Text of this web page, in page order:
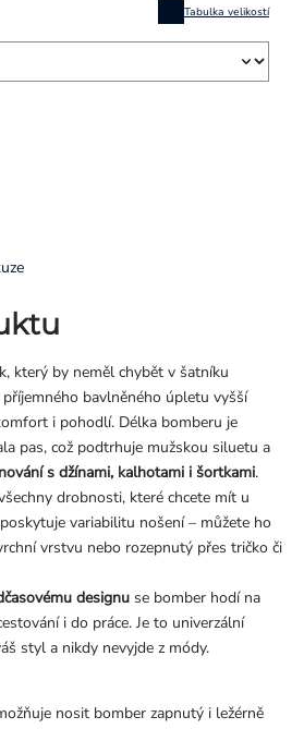
Tabulka velikostí
který by neměl chybět v šatníku
příjemného bavlněného úpletu vyšší
i pohodlí. Délka bomberu je
pas, což podtrhuje mužskou siluetu a
s džínami, kalhotami i šortkami.
drobnosti, které chcete mít u
poskytuje variabilitu nošení – můžete ho
vrstvu nebo rozepnutý přes tričko či
designu se bomber hodí na
i do práce. Je to univerzální
styl a nikdy nevyjde z módy.
nosit bomber zapnutý i ležérně